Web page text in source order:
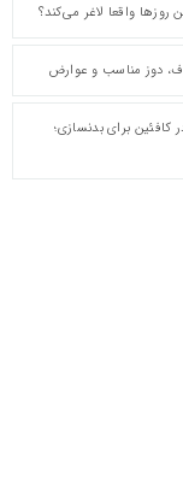
واقعا لاغر می‌کند؟
دوز مناسب و عوارض
کافئین برای بدنسازی؛